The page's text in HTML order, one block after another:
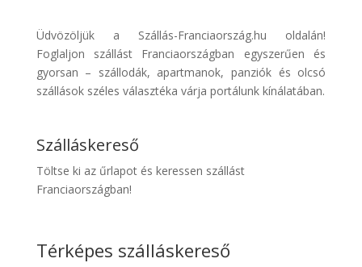
Discover
Cars
Kiwi
Üdvözöljük a Szállás-Franciaország.hu oldalán!
Foglaljon szállást Franciaországban egyszerűen és
gyorsan – szállodák, apartmanok, panziók és olcsó
szállások széles választéka várja portálunk kínálatában.
Szálláskereső
Töltse ki az űrlapot és keressen szállást
Franciaországban!
Térképes szálláskereső